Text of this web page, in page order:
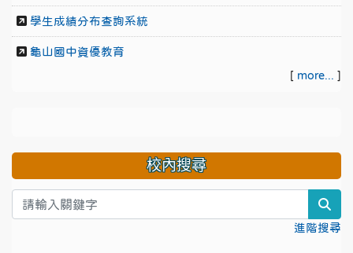
學生成績分布查詢系統
龜山國中資優教育
[ more... ]
校內搜尋
進階搜尋